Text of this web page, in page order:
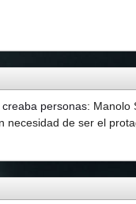
personas: Manolo
de ser el